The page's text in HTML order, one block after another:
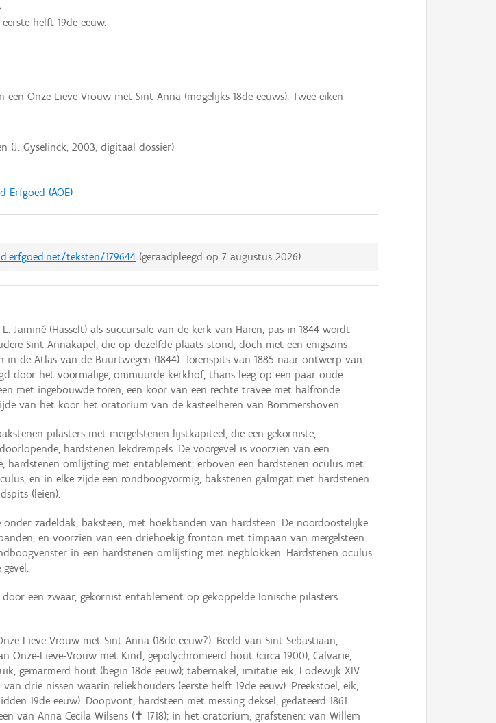
helft 19de eeuw.
Onze-Lieve-Vrouw met Sint-Anna (mogelijks 18de-eeuws). Twee eiken
(J. Gyselinck, 2003, digitaal dossier)
Erfgoed (AOE)
teksten/179644 (geraadpleegd op 7 augustus 2026).
Jaminé (Hasselt) als succursale van de kerk van Haren; pas in 1844 wordt
Sint-Annakapel, die op dezelfde plaats stond, doch met een enigszins
in de Atlas van de Buurtwegen (1844). Torenspits van 1885 naar ontwerp van
door het voormalige, ommuurde kerkhof, thans leeg op een paar oude
met ingebouwde toren, een koor van een rechte travee met halfronde
van het koor het oratorium van de kasteelheren van Bommershoven.
pilasters met mergelstenen lijstkapiteel, die een gekorniste,
hardstenen lekdrempels. De voorgevel is voorzien van een
omlijsting met entablement; erboven een hardstenen oculus met
en in elke zijde een rondboogvormig, bakstenen galmgat met hardstenen
(leien).
zadeldak, baksteen, met hoekbanden van hardsteen. De noordoostelijke
en voorzien van een driehoekig fronton met timpaan van mergelsteen
in een hardstenen omlijsting met negblokken. Hardstenen oculus
een zwaar, gekornist entablement op gekoppelde Ionische pilasters.
Lieve-Vrouw met Sint-Anna (18de eeuw?). Beeld van Sint-Sebastiaan,
Onze-Lieve-Vrouw met Kind, gepolychromeerd hout (circa 1900); Calvarie,
gemarmerd hout (begin 18de eeuw); tabernakel, imitatie eik, Lodewijk XIV
drie nissen waarin reliekhouders (eerste helft 19de eeuw). Preekstoel, eik,
19de eeuw). Doopvont, hardsteen met messing deksel, gedateerd 1861.
van Anna Cecila Wilsens (✝ 1718); in het oratorium, grafstenen: van Willem